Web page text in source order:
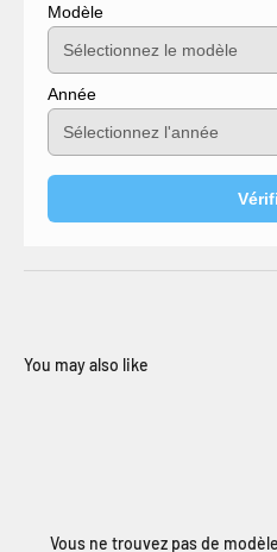
Modèle
Année
Vous ne trouvez pas de